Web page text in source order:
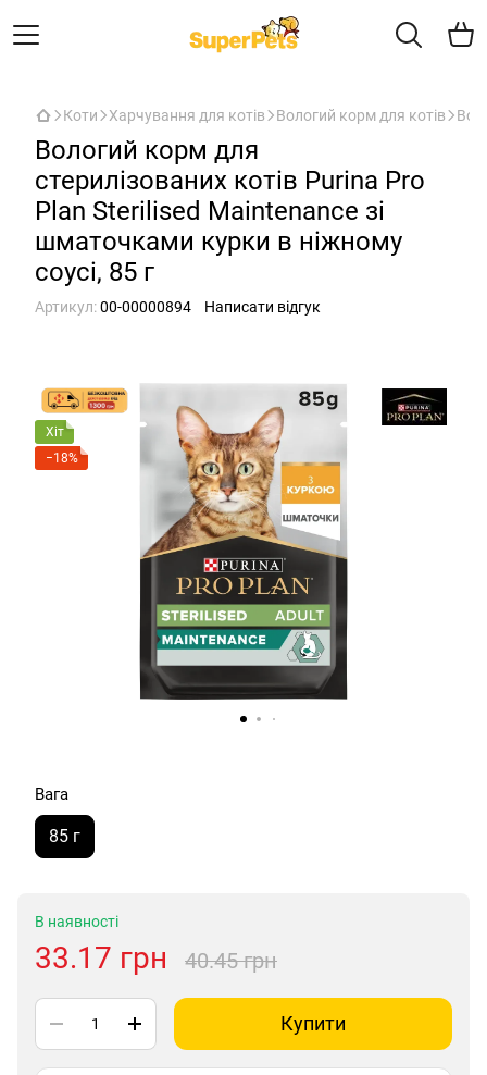
Коти Харчування для котів Вологий корм для котів
Вологий корм для
стерилізованих котів Purina Pro
Plan Sterilised Maintenance зі
шматочками курки в ніжному
соусі, 85 г
Артикул:00-00000894 Написати відгук
Хіт
−18%
Вага
85 г
В наявності
33.17 грн 40.45 грн
Купити